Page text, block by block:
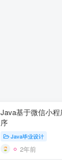
Java基于微信小
序
Java毕业设计
2年前